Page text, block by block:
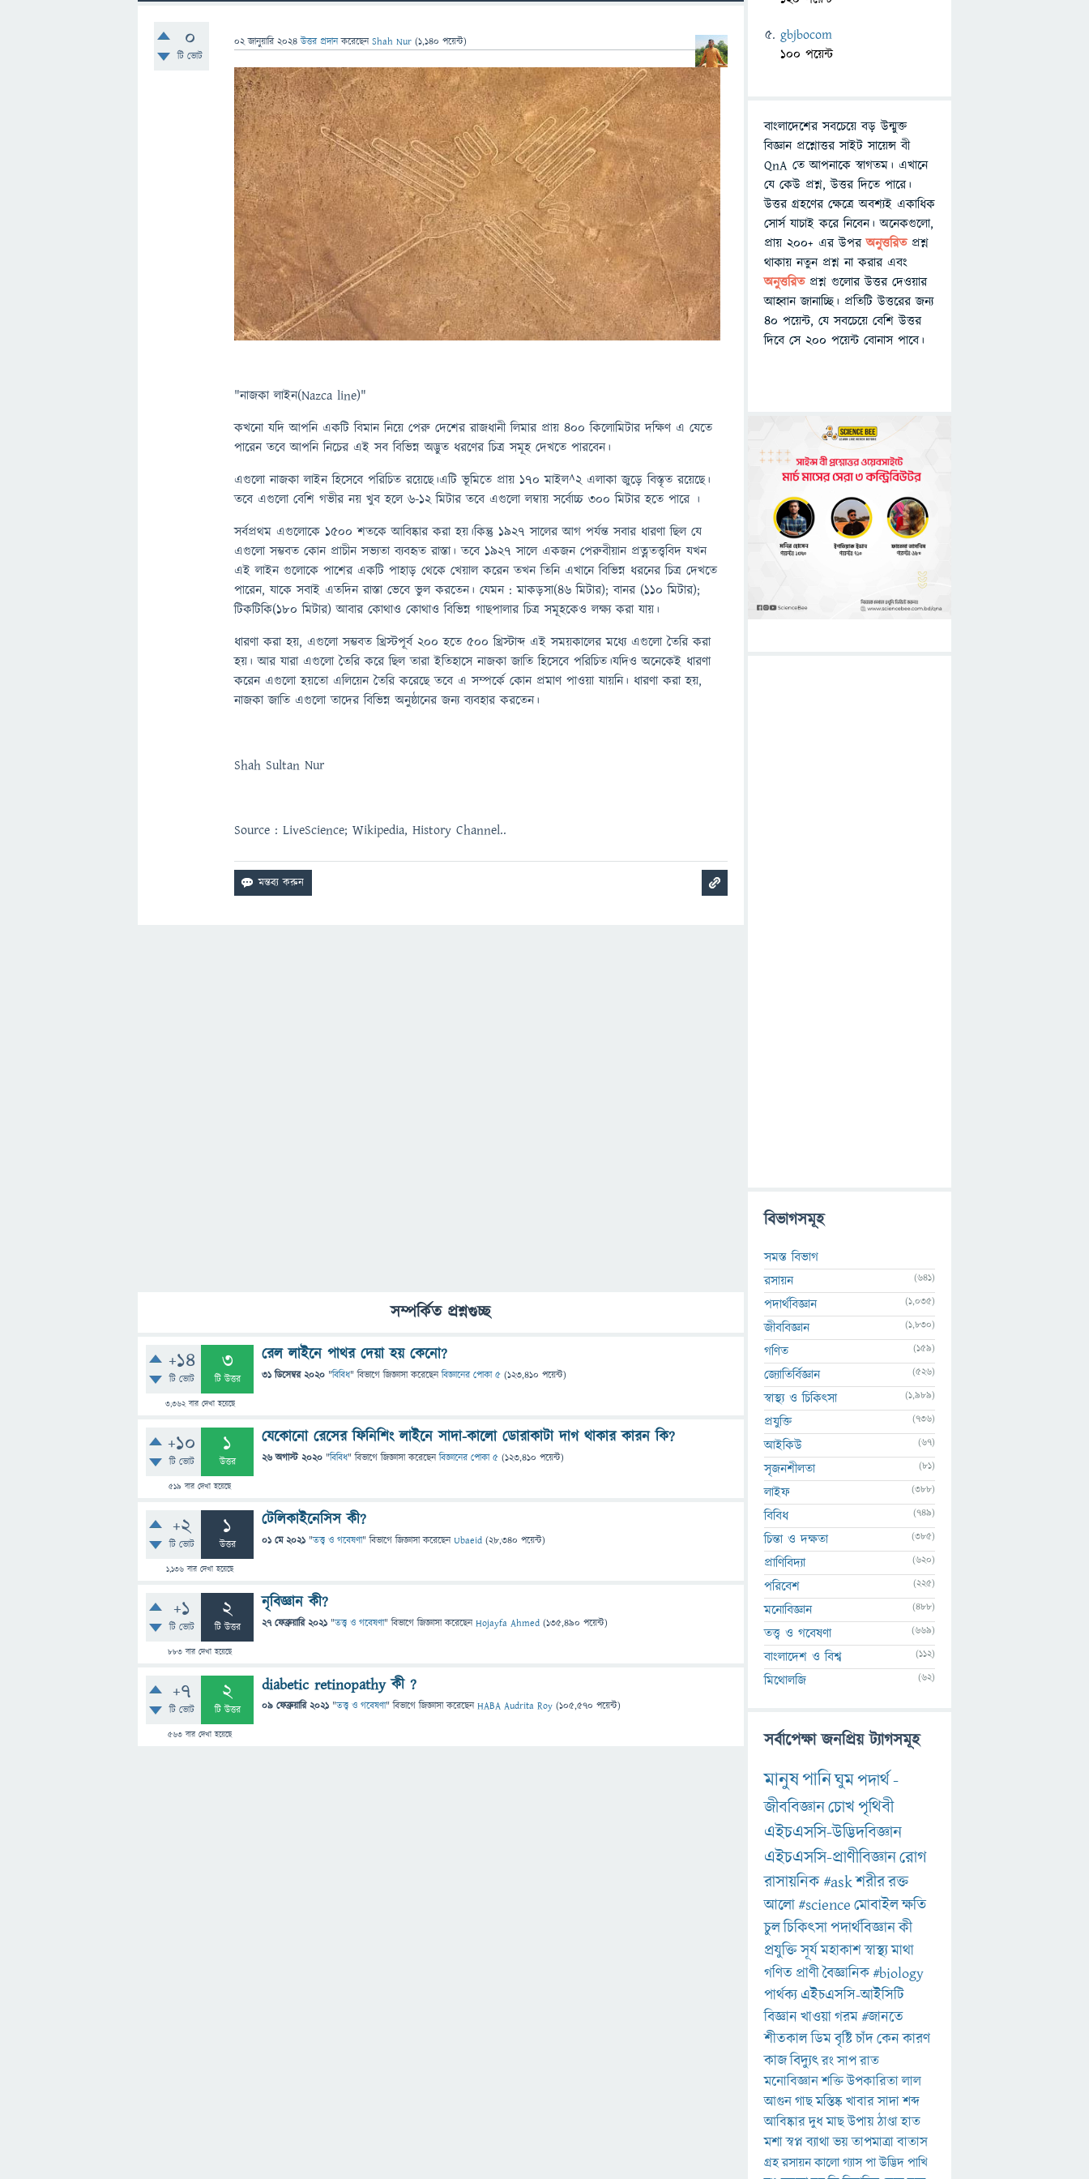
0
টি ভোট
02 জানুয়ারি 2024 উত্তর প্রদান করেছেনShah Nur (1,140 পয়েন্ট)
"নাজকা লাইন(Nazca line)"
কখনো যদি আপনি একটি বিমান নিয়ে পেরু দেশের রাজধানী লিমার প্রায় ৪০০ কিলোমিটার দক্ষিণ এ যেতে
পারেন তবে আপনি নিচের এই সব বিভিন্ন অদ্ভুত ধরণের চিত্র সমূহ দেখতে পারবেন।
এগুলো নাজকা লাইন হিসেবে পরিচিত রয়েছে।এটি ভূমিতে প্রায় ১৭০ মাইল^2 এলাকা জুড়ে বিস্তৃত রয়েছে।
তবে এগুলো বেশি গভীর নয় খুব হলে ৬-১২ মিটার তবে এগুলো লম্বায় সর্বোচ্চ ৩০০ মিটার হতে পারে ।
সর্বপ্রথম এগুলোকে ১৫০০ শতকে আবিষ্কার করা হয়।কিন্তু ১৯২৭ সালের আগ পর্যন্ত সবার ধারণা ছিল যে
এগুলো সম্ভবত কোন প্রাচীন সভ্যতা ব্যবহৃত রাস্তা। তবে ১৯২৭ সালে একজন পেরুবীয়ান প্রত্নতত্ত্ববিদ যখন
এই লাইন গুলোকে পাশের একটি পাহাড় থেকে খেয়াল করেন তখন তিনি এখানে বিভিন্ন ধরনের চিত্র দেখতে
পারেন, যাকে সবাই এতদিন রাস্তা ভেবে ভুল করতেন। যেমন : মাকড়সা(৪৬ মিটার); বানর (১১০ মিটার);
টিকটিকি(১৮০ মিটার) আবার কোথাও কোথাও বিভিন্ন গাছপালার চিত্র সমূহকেও লক্ষ্য করা যায়।
ধারণা করা হয়, এগুলো সম্ভবত খ্রিস্টপূর্ব ২০০ হতে ৫০০ খ্রিস্টাব্দ এই সময়কালের মধ্যে এগুলো তৈরি করা
হয়। আর যারা এগুলো তৈরি করে ছিল তারা ইতিহাসে নাজকা জাতি হিসেবে পরিচিত।যদিও অনেকেই ধারণা
করেন এগুলো হয়তো এলিয়েন তৈরি করেছে তবে এ সম্পর্কে কোন প্রমাণ পাওয়া যায়নি। ধারণা করা হয়,
নাজকা জাতি এগুলো তাদের বিভিন্ন অনুষ্ঠানের জন্য ব্যবহার করতেন।
Shah Sultan Nur
Source : LiveScience; Wikipedia, History Channel..
সম্পর্কিত প্রশ্নগুচ্ছ
+14
টি ভোট
3
টি উত্তর
3,362বার দেখা হয়েছে
রেল লাইনে পাথর দেয়া হয় কেনো?
31 ডিসেম্বর 2020 "বিবিধ" বিভাগে জিজ্ঞাসাকরেছেনবিজ্ঞানের পোকা ৫ (123,410 পয়েন্ট)
+10
টি ভোট
1
উত্তর
519 বার দেখা হয়েছে
যেকোনো রেসের ফিনিশিং লাইনে সাদা-কালো ডোরাকাটা দাগ থাকার কারন কি?
26 অগাস্ট 2020 "বিবিধ" বিভাগে জিজ্ঞাসাকরেছেনবিজ্ঞানের পোকা ৫ (123,410 পয়েন্ট)
+2
টি ভোট
1
উত্তর
1,136 বার দেখা হয়েছে
টেলিকাইনেসিস কী?
01 মে 2021 "তত্ত্ব ও গবেষণা" বিভাগে জিজ্ঞাসাকরেছেনUbaeid (28,340 পয়েন্ট)
+1
টি ভোট
2
টি উত্তর
883 বার দেখা হয়েছে
নৃবিজ্ঞান কী?
27 ফেব্রুয়ারি 2021 "তত্ত্ব ও গবেষণা" বিভাগে জিজ্ঞাসাকরেছেনHojayfa Ahmed (135,490 পয়েন্ট)
+7
টি ভোট
2
টি উত্তর
563 বার দেখা হয়েছে
diabetic retinopathy কী ?
09 ফেব্রুয়ারি 2021 "তত্ত্ব ও গবেষণা" বিভাগে জিজ্ঞাসাকরেছেনHABA Audrita Roy (105,570 পয়েন্ট)
gbjbocom
100 পয়েন্ট
বাংলাদেশের সবচেয়ে বড় উন্মুক্ত
বিজ্ঞান প্রশ্নোত্তর সাইট সায়েন্স বী
QnA তে আপনাকে স্বাগতম। এখানে
যে কেউ প্রশ্ন, উত্তর দিতে পারে।
উত্তর গ্রহণের ক্ষেত্রে অবশ্যই একাধিক
সোর্স যাচাই করে নিবেন। অনেকগুলো,
প্রায় ২০০+ এর উপরঅনুত্তরিতপ্রশ্ন
থাকায় নতুন প্রশ্ন না করার এবং
অনুত্তরিত প্রশ্ন গুলোর উত্তর দেওয়ার
আহ্বান জানাচ্ছি। প্রতিটি উত্তরের জন্য
৪০ পয়েন্ট, যে সবচেয়ে বেশি উত্তর
দিবে সে ২০০ পয়েন্ট বোনাস পাবে।
বিভাগসমূহ
সমস্ত বিভাগ
রসায়ন
(641)
পদার্থবিজ্ঞান (1,035)
জীববিজ্ঞান (1,830)
গণিত (159)
জ্যোতির্বিজ্ঞান (526)
স্বাস্থ্য ও চিকিৎসা (1,989)
প্রযুক্তি (736)
আইকিউ (67)
সৃজনশীলতা (81)
লাইফ (388)
বিবিধ (749)
চিন্তা ও দক্ষতা (385)
প্রাণিবিদ্যা (620)
পরিবেশ (225)
মনোবিজ্ঞান (488)
তত্ত্ব ও গবেষণা (669)
বাংলাদেশ ও বিশ্ব (112)
মিথোলজি (62)
সর্বাপেক্ষা জনপ্রিয় ট্যাগসমূহ
মানুষপানিঘুমপদার্থ-
জীববিজ্ঞানচোখপৃথিবী
এইচএসসি-উদ্ভিদবিজ্ঞান
এইচএসসি-প্রাণীবিজ্ঞানরোগ
রাসায়নিক#askশরীররক্ত
আলো#scienceমোবাইলক্ষতি
চুলচিকিৎসাপদার্থবিজ্ঞানকী
প্রযুক্তিসূর্যমহাকাশস্বাস্থ্যমাথা
গণিত প্রাণীবৈজ্ঞানিক#biology
পার্থক্য এইচএসসি-আইসিটি
বিজ্ঞানখাওয়াগরম#জানতে
শীতকালডিমবৃষ্টিচাঁদকেনকারণ
কাজবিদ্যুৎরংসাপরাত
মনোবিজ্ঞানশক্তিউপকারিতালাল
আগুনগাছমস্তিষ্কখাবারসাদাশব্দ
আবিষ্কারদুধমাছউপায়ঠাণ্ডাহাত
মশাস্বপ্নব্যাথাভয়তাপমাত্রাবাতাস
গ্রহরসায়নকালোগ্যাসপাউদ্ভিদপাখি